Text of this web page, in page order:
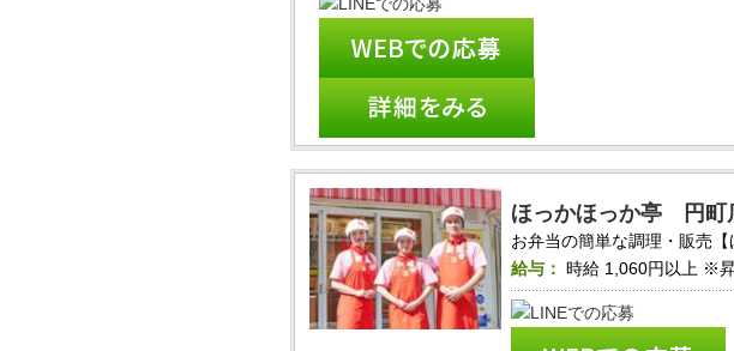
ほっかほっか亭 円町
お弁当の簡単な調理・販売【
給与： 時給 1,060円以上 ※